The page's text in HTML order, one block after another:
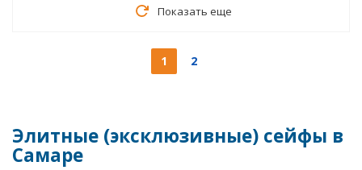
Показать еще
1 2
Элитные (эксклюзивные) сейфы в
Самаре